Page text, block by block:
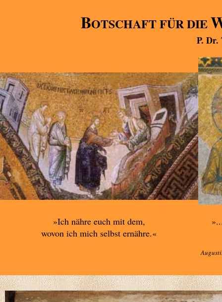
BOTSCHAFT FÜR DIE
P. Dr.
»Ich nähre euch mit dem,
wovon ich mich selbst ernähre.«